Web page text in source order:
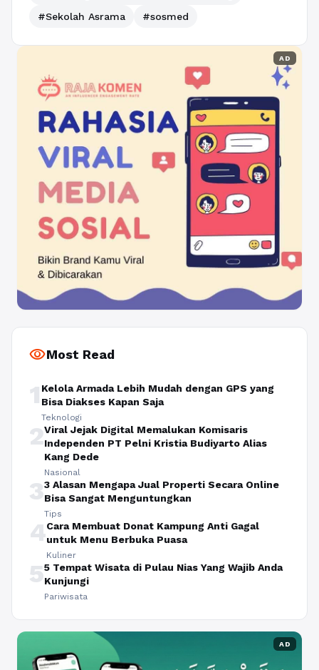
#Sekolah Asrama
#sosmed
AD
visibilityMost Read
1 Kelola Armada Lebih Mudah dengan GPS yang
Bisa Diakses Kapan Saja
Teknologi
2Viral Jejak Digital Memalukan Komisaris
Independen PT Pelni Kristia Budiyarto Alias
Kang Dede
Nasional
33 Alasan Mengapa Jual Properti Secara Online
Bisa Sangat Menguntungkan
Tips
4Cara Membuat Donat Kampung Anti Gagal
untuk Menu Berbuka Puasa
Kuliner
55 Tempat Wisata di Pulau Nias Yang Wajib Anda
Kunjungi
Pariwisata
AD